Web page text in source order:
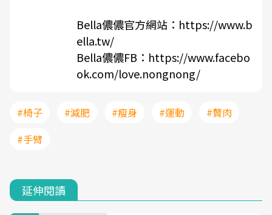
Bella儂儂官方網站： https://www.b
ella.tw/
Bella儂儂FB： https://www.facebo
ok.com/love.nongnong/
#椅子 #減肥 #瘦身 #運動
#贅肉
#手臂
延伸閱讀